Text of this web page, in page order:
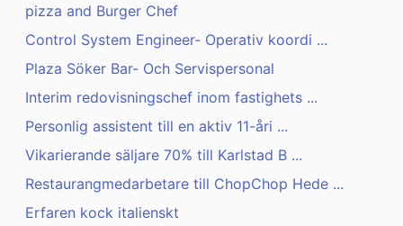
pizza and Burger Chef
Control System Engineer- Operativ koordi ...
Plaza Söker Bar- Och Servispersonal
Interim redovisningschef inom fastighets ...
Personlig assistent till en aktiv 11-åri ...
Vikarierande säljare 70% till Karlstad B ...
Restaurangmedarbetare till ChopChop Hede ...
Erfaren kock italienskt